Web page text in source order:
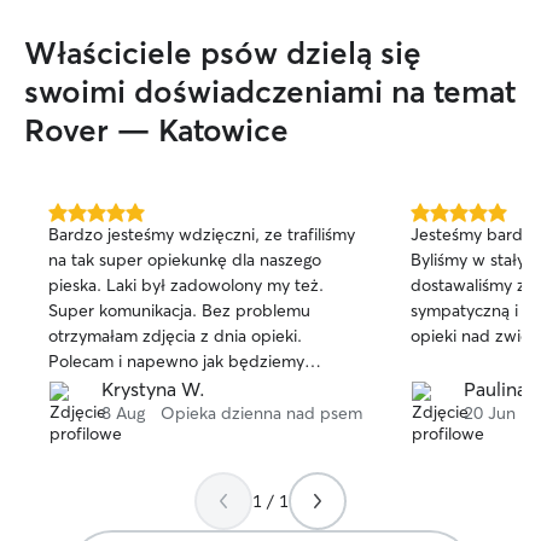
mną jak wspierający pies. W żaden
sposób nie jest agresywnym. Razem z
corgi mieszka kotka, również
wysterylizowana, spokojna i cicha. Jest
Właściciele psów dzielą się
swoimi doświadczeniami na temat
Rover — Katowice
5.0
na
5 gwiazdek
Bardzo jesteśmy wdzięczni, ze trafiliśmy
na tak super opiekunkę dla naszego
pieska. Laki był zadowolony my też.
Super komunikacja. Bez problemu
otrzymałam zdjęcia z dnia opieki.
Polecam i napewno jak będziemy
potrzebować pomocy, skorzystamy
znów z Aliny opieki.
Krystyna W.
8 Aug Opieka dzienna nad psem
5.0
na
5 gwiazdek
Jesteśmy
Byliśmy w
dostawaliśmy
sympatyczną i
opieki nad
Paulina
20 Jun
1 / 1